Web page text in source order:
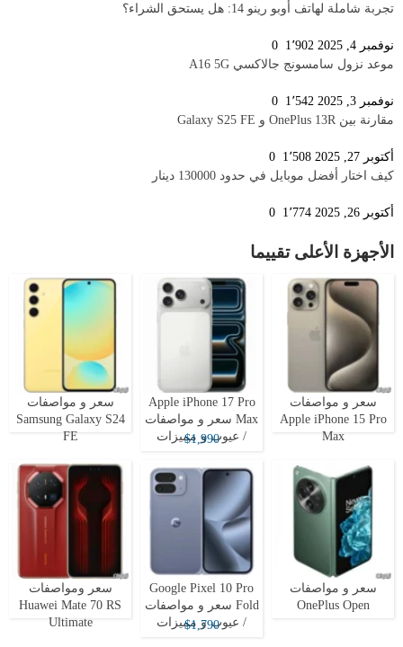
تجربة شاملة لهاتف أوبو رينو 14: هل يستحق الشراء؟
نوفمبر 4, 2025 1٬902
موعد نزول سامسونج جالاكسي A16 5G
نوفمبر 3, 2025 1٬542
مقارنة بين OnePlus 13R و Galaxy S25 FE
أكتوبر 27, 2025 1٬508
كيف اختار أفضل موبايل في حدود 130000 دينار
أكتوبر 26, 2025 1٬774
الأجهزة الأعلى تقييما
سعر و مواصفات
Apple iPhone 15 Pro
Max
Apple iPhone 17 Pro
Max سعر و مواصفات
/ عيوب و مميزات
$1,990
سعر و مواصفات
Samsung Galaxy S24
FE
سعر و مواصفات
OnePlus Open
Google Pixel 10 Pro
Fold سعر و مواصفات
/ عيوب و مميزات
$1,790
سعر ومواصفات
Huawei Mate 70 RS
Ultimate